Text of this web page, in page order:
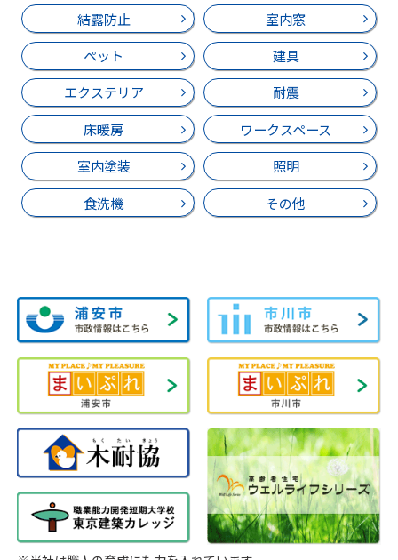
結露防止
室内窓
ペット
建具
エクステリア
耐震
床暖房
ワークスペース
室内塗装
照明
食洗機
その他